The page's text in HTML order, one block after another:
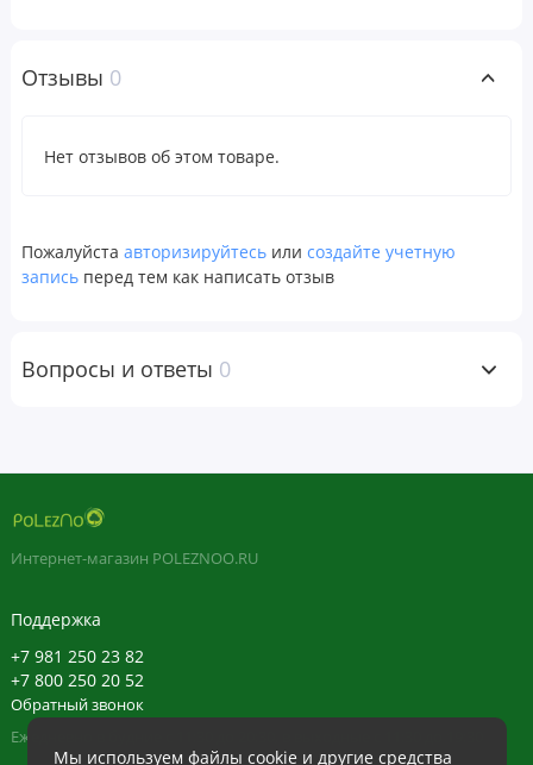
Отзывы 0
Нет отзывов об этом товаре.
Пожалуйста авторизируйтесь или создайте учетную
запись перед тем как написать отзыв
Вопросы и ответы 0
Мы используем файлы cookie и другие средства
Интернет-магазин POLEZNOO.RU
Поддержка
+7 981 250 23 82
+7 800 250 20 52
Обратный звонок
Ежедневно в будние с 11:30 до 20:30, в выходные с 11:30 до 19:30